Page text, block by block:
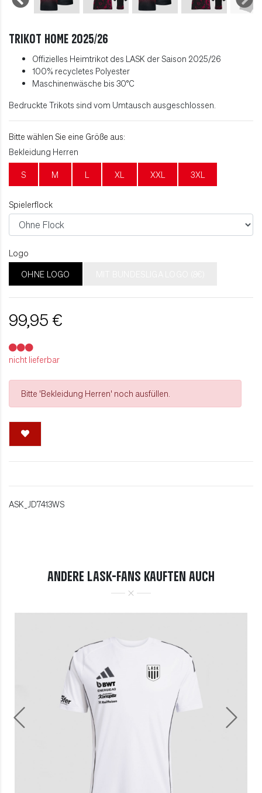
Trikot Home 2025/26
Offizielles Heimtrikot des LASK der Saison 2025/26
100% recycletes Polyester
Maschinenwäsche bis 30°C
Bedruckte Trikots sind vom Umtausch ausgeschlossen.
Bitte wählen Sie eine Größe aus:
Bekleidung Herren
S M L XL XXL 3XL
Spielerflock
Logo
OHNE LOGO
99,95 €
nicht lieferbar
Bitte 'Bekleidung Herren' noch ausfüllen.
ASK_JD7413WS
ANDERE LASK-FANS KAUFTEN AUCH